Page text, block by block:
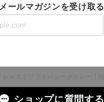
メールマガジンを受け取る
ショップに質問する